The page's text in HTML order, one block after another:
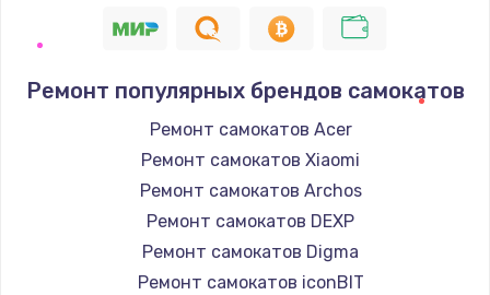
Ремонт популярных брендов самокатов
Ремонт самокатов Acer
Ремонт самокатов Xiaomi
Ремонт самокатов Archos
Ремонт самокатов DEXP
Ремонт самокатов Digma
Ремонт самокатов iconBIT